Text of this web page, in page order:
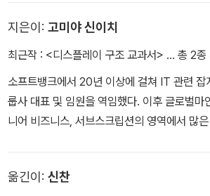
트』, 『머릿속에 쏙쏙! 상대성 이론 노트』, 『
과학 이야기』, 『교양으로 읽는 원자력 상식』
지은이: 고미야 신이치
최근작 : <디스플레이 구조 교과서> … 총 2종
소프트뱅크에서 20년 이상에 걸쳐 IT 관련 잡
룹사 대표 및 임원을 역임했다. 이후 글로벌마
니어 비즈니스, 서브스크립션의 영역에서 많
과 관련 기술을 잘 알 수 있는》 책 등이 있다.
옮긴이: 신찬